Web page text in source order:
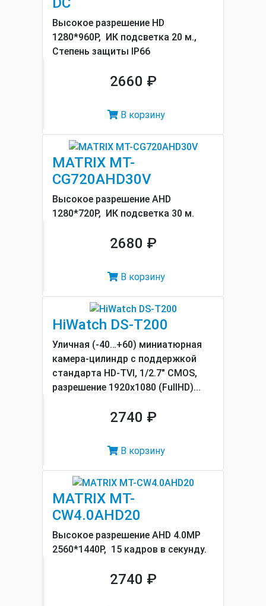
Высокое разрешение HD
1280*960P, ИК подсветка 20 м.,
Cтепень защиты IP66
2660 ₽
В корзину
MATRIX MT-
CG720AHD30V
Высокое разрешение AHD
1280*720P, ИК подсветка 30 м.
2680 ₽
В корзину
HiWatch DS-T200
Уличная (-40…+60) миниатюрная
камера-цилиндр с поддержкой
стандарта HD-TVI, 1/2.7" CMOS,
разрешение 1920x1080 (FullHD)...
2740 ₽
В корзину
MATRIX MT-
CW4.0AHD20
Высокое разрешение AHD 4.0MP
2560*1440P, 15 кадров в секунду.
2740 ₽